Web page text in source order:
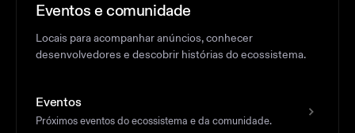
Eventos e comunidade
Locais para acompanhar anúncios, conhecer
desenvolvedores e descobrir histórias do ecossistema.
Eventos
Próximos eventos do ecossistema e da comunidade.